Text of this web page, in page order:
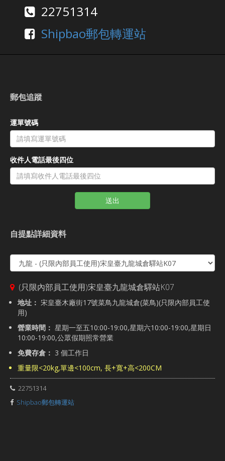
22751314
Shipbao郵包轉運站
郵包追蹤
運單號碼
收件人電話最後四位
送出
自提點詳細資料
(只限內部員工使用)宋皇臺九龍城倉驛站K07
地址： 宋皇臺木廠街17號菜鳥九龍城倉(菜鳥)(只限內部員工使
用)
營業時間： 星期一至五10:00-19:00,星期六10:00-19:00,星期日
10:00-19:00,公眾假期照常營業
免費存倉： 3 個工作日
重量限<20kg,單邊<100cm, 長+寬+高<200CM
22751314
Shipbao郵包轉運站